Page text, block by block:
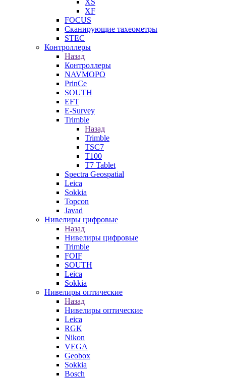
XS
XF
FOCUS
Сканирующие тахеометры
STEC
Контроллеры
Назад
Контроллеры
NAVMOPO
PrinCe
SOUTH
EFT
E-Survey
Trimble
Назад
Trimble
TSC7
T100
T7 Tablet
Spectra Geospatial
Leica
Sokkia
Topcon
Javad
Нивелиры цифровые
Назад
Нивелиры цифровые
Trimble
FOIF
SOUTH
Leica
Sokkia
Нивелиры оптические
Назад
Нивелиры оптические
Leica
RGK
Nikon
VEGA
Geobox
Sokkia
Bosch